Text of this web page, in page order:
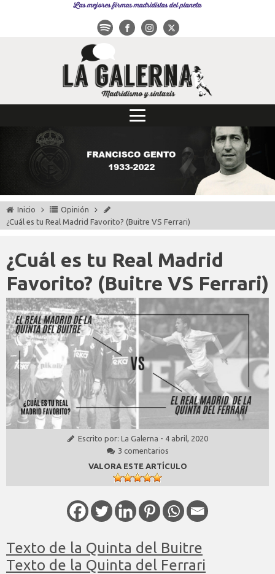
Las mejores firmas madridistas del planeta
Inicio
Opinión
¿Cuál es tu Real Madrid Favorito? (Buitre VS Ferrari)
¿Cuál es tu Real Madrid
Favorito? (Buitre VS Ferrari)
Escrito por: La Galerna - 4 abril, 2020
3 comentarios
VALORA ESTE ARTÍCULO
Texto de la Quinta del Buitre
Texto de la Quinta del Ferrari